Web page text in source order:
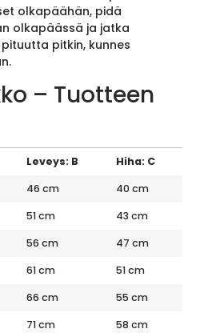
olkapäähän, pidä
olkapäässä ja jatka
pitkin, kunnes
– Tuotteen
Leveys: B
Hiha: C
46 cm
40 cm
51 cm
43 cm
56 cm
47 cm
61 cm
51 cm
66 cm
55 cm
71 cm
58 cm